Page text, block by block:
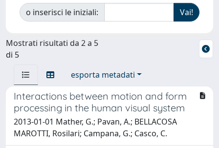
o inserisci le iniziali:
Mostrati risultati da 2 a 5
di 5
esporta metadati
Interactions between motion and form
processing in the human visual system
2013-01-01 Mather, G.; Pavan, A.; BELLACOSA
MAROTTI, Rosilari; Campana, G.; Casco, C.